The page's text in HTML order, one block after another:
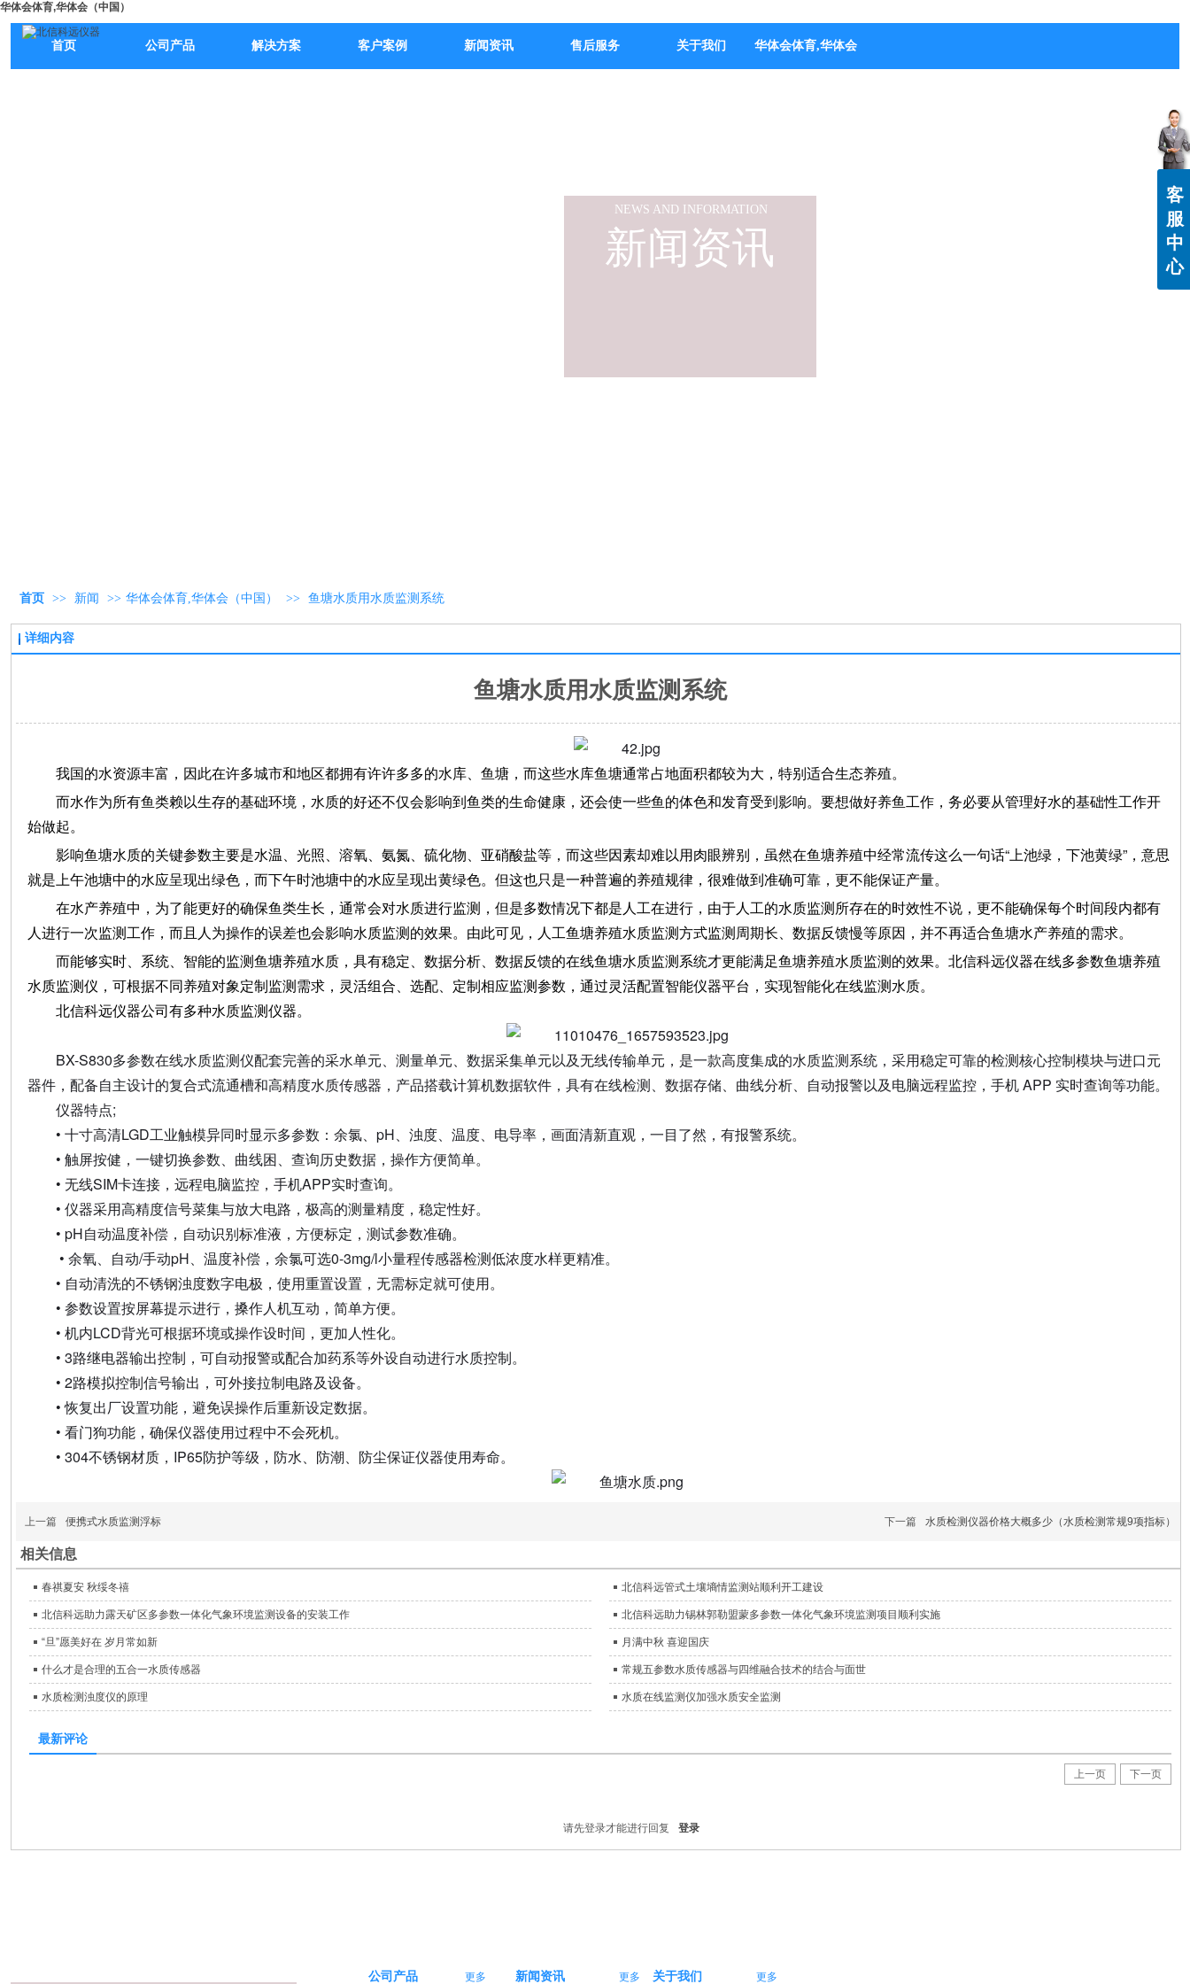
华体会体育,华体会（中国）
首页 公司产品 解决方案 客户案例 新闻资讯 售后服务 关于我们 华体会体育,华体会（中国）
新闻资讯
NEWS AND INFORMATION
首页 >> 新闻 >> 华体会体育,华体会（中国） >> 鱼塘水质用水质监测系统
详细内容
鱼塘水质用水质监测系统
我国的水资源丰富，因此在许多城市和地区都拥有许许多多的水库、鱼塘，而这些水库鱼塘通常占地面积都较为大，特别适合生态养殖。
而水作为所有鱼类赖以生存的基础环境，水质的好还不仅会影响到鱼类的生命健康，还会使一些鱼的体色和发育受到影响。要想做好养鱼工作，务必要从管理好水的基础性工作开
始做起。
影响鱼塘水质的关键参数主要是水温、光照、溶氧、氨氮、硫化物、亚硝酸盐等，而这些因素却难以用肉眼辨别，虽然在鱼塘养殖中经常流传这么一句话“上池绿，下池黄绿”，意思
就是上午池塘中的水应呈现出绿色，而下午时池塘中的水应呈现出黄绿色。但这也只是一种普遍的养殖规律，很难做到准确可靠，更不能保证产量。
在水产养殖中，为了能更好的确保鱼类生长，通常会对水质进行监测，但是多数情况下都是人工在进行，由于人工的水质监测所存在的时效性不说，更不能确保每个时间段内都有
人进行一次监测工作，而且人为操作的误差也会影响水质监测的效果。由此可见，人工鱼塘养殖水质监测方式监测周期长、数据反馈慢等原因，并不再适合鱼塘水产养殖的需求。
而能够实时、系统、智能的监测鱼塘养殖水质，具有稳定、数据分析、数据反馈的在线鱼塘水质监测系统才更能满足鱼塘养殖水质监测的效果。北信科远仪器在线多参数鱼塘养殖
水质监测仪，可根据不同养殖对象定制监测需求，灵活组合、选配、定制相应监测参数，通过灵活配置智能仪器平台，实现智能化在线监测水质。
北信科远仪器公司有多种水质监测仪器。
BX-S830多参数在线水质监测仪配套完善的采水单元、测量单元、数据采集单元以及无线传输单元，是一款高度集成的水质监测系统，采用稳定可靠的检测核心控制模块与进口元
器件，配备自主设计的复合式流通槽和高精度水质传感器，产品搭载计算机数据软件，具有在线检测、数据存储、曲线分析、自动报警以及电脑远程监控，手机 APP 实时查询等功能。
仪器特点;
• 十寸高清LGD工业触模异同时显示多参数：余氯、pH、浊度、温度、电导率，画面清新直观，一目了然，有报警系统。
• 触屏按健，一键切换参数、曲线困、查询历史数据，操作方便简单。
• 无线SIM卡连接，远程电脑监控，手机APP实时查询。
• 仪器采用高精度信号菜集与放大电路，极高的测量精度，稳定性好。
• pH自动温度补偿，自动识别标准液，方便标定，测试参数准确。
• 余氧、自动/手动pH、温度补偿，余氯可选0-3mg/l小量程传感器检测低浓度水样更精准。
• 自动清洗的不锈钢浊度数字电极，使用重置设置，无需标定就可使用。
• 参数设置按屏幕提示进行，搡作人机互动，简单方便。
• 机内LCD背光可根据环境或操作设时间，更加人性化。
• 3路继电器输出控制，可自动报警或配合加药系等外设自动进行水质控制。
• 2路模拟控制信号输出，可外接拉制电路及设备。
• 恢复出厂设置功能，避免误操作后重新设定数据。
• 看门狗功能，确保仪器使用过程中不会死机。
• 304不锈钢材质，IP65防护等级，防水、防潮、防尘保证仪器使用寿命。
上一篇 便携式水质监测浮标 下一篇 水质检测仪器价格大概多少（水质检测常规9项指标）
相关信息
春祺夏安 秋绥冬禧 北信科远管式土壤墒情监测站顺利开工建设
北信科远助力露天矿区多参数一体化气象环境监测设备的安装工作 北信科远助力锡林郭勒盟蒙多参数一体化气象环境监测项目顺利实施
“旦”愿美好在 岁月常如新 月满中秋 喜迎国庆
什么才是合理的五合一水质传感器 常规五参数水质传感器与四维融合技术的结合与面世
水质检测浊度仪的原理 水质在线监测仪加强水质安全监测
最新评论
上一页 下一页
请先登录才能进行回复 登录
新闻资讯 更多
公司产品 更多 关于我们 更多
客
服
中
心